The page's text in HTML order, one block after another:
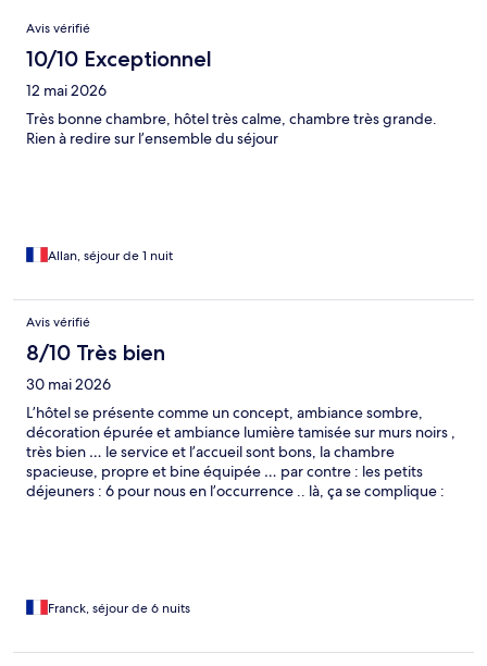
Avis
Avis vérifié
10/10 Exceptionnel
12 mai 2026
Très bonne chambre, hôtel très calme, chambre très grande.
Rien à redire sur l’ensemble du séjour
Allan, séjour de 1 nuit
Avis vérifié
8/10 Très bien
30 mai 2026
L’hôtel se présente comme un concept, ambiance sombre,
décoration épurée et ambiance lumière tamisée sur murs noirs ,
très bien … le service et l’accueil sont bons, la chambre
spacieuse, propre et bine équipée … par contre : les petits
déjeuners : 6 pour nous en l’occurrence .. là, ça se complique :
plus que le personnel du restaurant est un peu psycho-rigide …
ça gâche un peu l’expérience ….
Franck, séjour de 6 nuits